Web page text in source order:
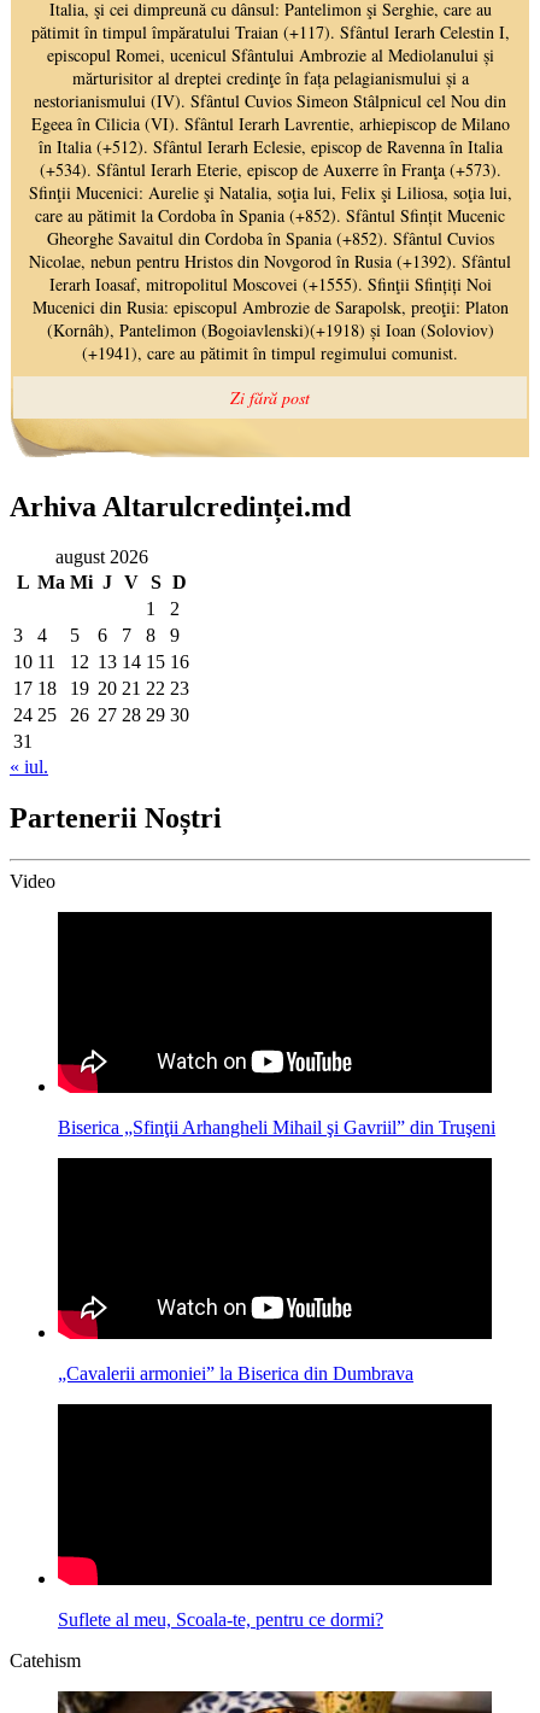
Arhiva Altarulcredinței.md
august 2026
L Ma Mi J V S D
1
2
3
4 5 6 7 8
9
10 11 12 13 14 15 16
17 18 19 20 21 22 23
24 25 26 27 28 29 30
31
« iul.
Partenerii Noștri
Video
Biserica „Sfinţii Arhangheli Mihail şi Gavriil” din Truşeni
„Cavalerii armoniei” la Biserica din Dumbrava
Suflete al meu, Scoala-te, pentru ce dormi?
Catehism